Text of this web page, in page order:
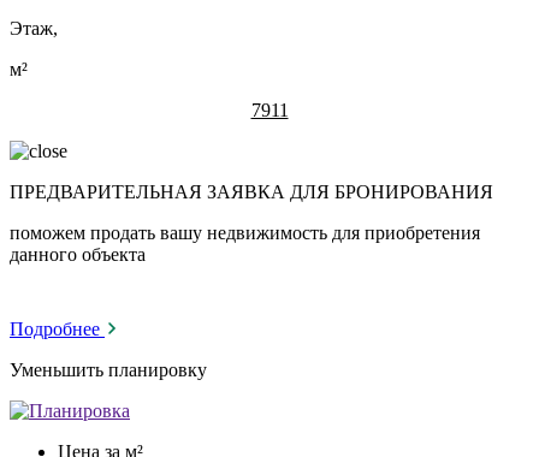
Этаж,
м²
7911
ПРЕДВАРИТЕЛЬНАЯ ЗАЯВКА ДЛЯ БРОНИРОВАНИЯ
поможем продать вашу недвижимость для приобретения
данного объекта
Подробнее
Уменьшить планировку
Цена за м²